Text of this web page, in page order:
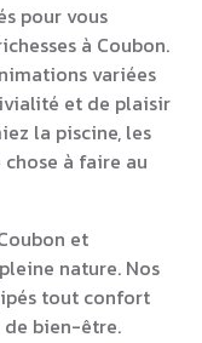
pour vous
à Coubon.
variées
et de plaisir
la piscine, les
à faire au
et
nature. Nos
tout confort
bien-être.